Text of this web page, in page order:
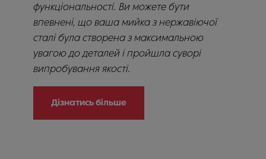
функціональності. Ви можете бути
впевнені, що ваша мийка з нержавіючої
сталі була створена з максимальною
увагою до деталей і пройшла суворі
випробування якості.
Дізнатись більше